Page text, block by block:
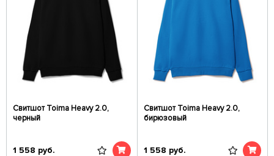
Свитшот Toima Heavy 2.0,
черный
1 558 руб.
Свитшот Toima Heavy 2.0,
бирюзовый
1 558 руб.